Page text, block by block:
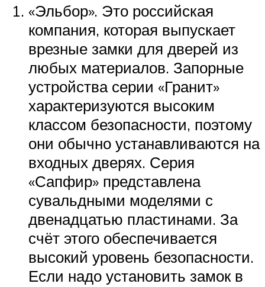
«Эльбор». Это российская
компания, которая выпускает
врезные замки для дверей из
любых материалов. Запорные
устройства серии «Гранит»
характеризуются высоким
классом безопасности, поэтому
они обычно устанавливаются на
входных дверях. Серия
«Сапфир» представлена
сувальдными моделями с
двенадцатью пластинами. За
счёт этого обеспечивается
высокий уровень безопасности.
Если надо установить замок в